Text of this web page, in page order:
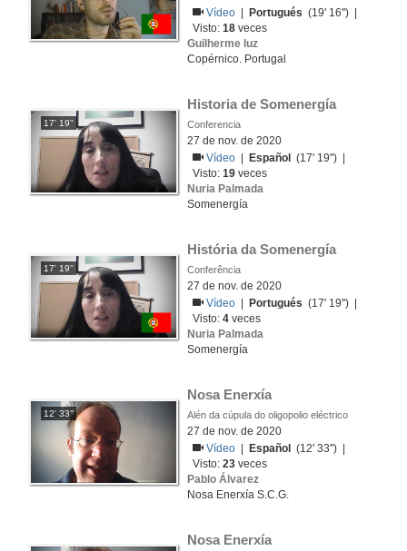
Vídeo
Portugués (19' 16'') |
Visto:18 veces
Guilherme luz
Copérnico. Portugal
17' 19''
Historia de Somenergía
Conferencia
27 de nov. de 2020
Vídeo
Español
(17' 19'') |
Visto:19 veces
Nuria Palmada
Somenergía
17' 19''
História da Somenergía
Conferência
27 de nov. de 2020
Vídeo
Portugués (17' 19'') |
Visto:4 veces
Nuria Palmada
Somenergía
12' 33''
Nosa Enerxía
Alén da cúpula do oligopolio eléctrico
27 de nov. de 2020
Vídeo
Español
(12' 33'') |
Visto:23 veces
Pablo Álvarez
Nosa Enerxía S.C.G.
Nosa Enerxía